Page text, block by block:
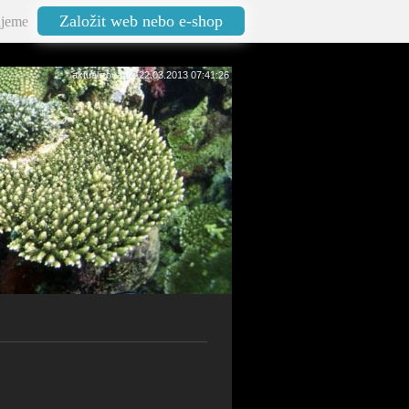
Založit web nebo e-shop
aktualizováno: 22.03.2013 07:41:26